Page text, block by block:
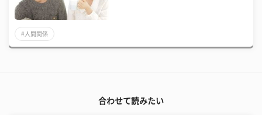
#人間関係
合わせて読みたい